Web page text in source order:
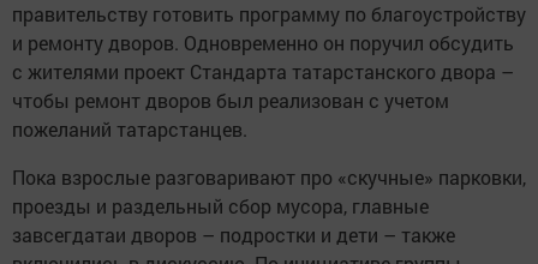
правительству готовить программу по благоустройству
и ремонту дворов. Одновременно он поручил обсудить
с жителями проект Стандарта татарстанского двора –
чтобы ремонт дворов был реализован с учетом
пожеланий татарстанцев.
Пока взрослые разговаривают про «скучные» парковки,
проезды и раздельный сбор мусора, главные
завсегдатаи дворов – подростки и дети – также